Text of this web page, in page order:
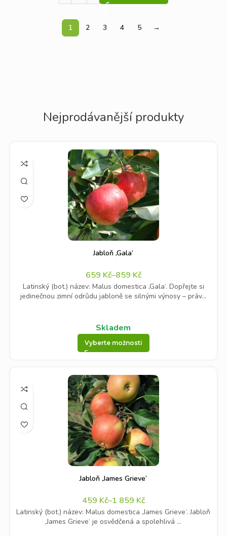
1 2 3 4 5 →
Nejprodávanější produkty
Jabloň ‚Gala‘
659 Kč–859 Kč
Latinský (bot.) název: Malus domestica ‚Gala‘. Dopřejte si
jedinečnou zimní odrůdu jabloně se silnými výnosy – práv...
Skladem
Vyberte možnosti
Jabloň ‚James Grieve‘
459 Kč–1 859 Kč
Latinský (bot.) název: Malus domestica ‚James Grieve‘. Jabloň
‚James Grieve‘ je osvědčená a spolehlivá ...